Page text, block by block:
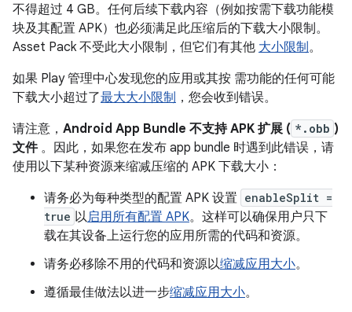
不得超过 4 GB。任何后续下载内容（例如按需下载功能模
块及其配置 APK）也必须满足此压缩后的下载大小限制。
Asset Pack 不受此大小限制，但它们有其他 大小限制。
如果 Play 管理中心发现您的应用或其按 需功能的任何可能
下载大小超过了最大大小限制 ，您会收到错误。
请注意， Android App Bundle 不支持 APK 扩展 ( *.obb )
文件。因此，如果您在发布 app bundle 时遇到此错误，请
使用以下某种资源来缩减压缩的 APK 下载大小：
请务必为每种类型的配置 APK 设置 enableSplit =
true 以启用所有配置 APK。这样可以确保用户只下
载在其设备上运行您的应用所需的代码和资源。
请务必移除不用的代码和资源以缩减应用大小。
遵循最佳做法以进一步缩减应用大小。